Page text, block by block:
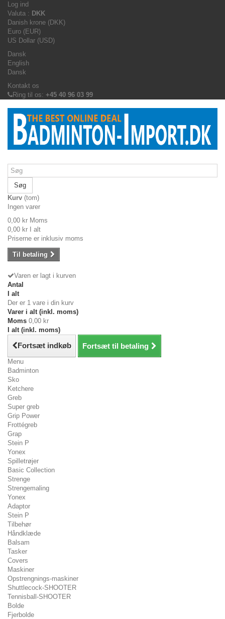
Log ind
Valuta : DKK
Danish krone (DKK)
Euro (EUR)
US Dollar (USD)
Dansk
English
Dansk
Kontakt os
Ring til os: +45 40 96 03 99
Søg
Kurv (tom)
Ingen varer
0,00 kr Moms
0,00 kr I alt
Priserne er inklusiv moms
Til betaling
Varen er lagt i kurven
Antal
I alt
Der er 1 vare i din kurv
Varer i alt (inkl. moms)
Moms 0,00 kr
I alt (inkl. moms)
Fortsæt indkøb Fortsæt til betaling
Menu
Badminton
Sko
Ketchere
Greb
Super greb
Grip Power
Frottégreb
Grap
Stein P
Yonex
Spilletrøjer
Basic Collection
Strenge
Strengemaling
Yonex
Adaptor
Stein P
Tilbehør
Håndklæde
Balsam
Tasker
Covers
Maskiner
Opstrengnings-maskiner
Shuttlecock-SHOOTER
Tennisball-SHOOTER
Bolde
Fjerbolde